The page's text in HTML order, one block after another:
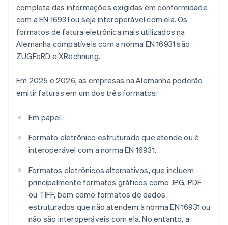
completa das informações exigidas em conformidade
com a EN 16931 ou seja interoperável com ela. Os
formatos de fatura eletrônica mais utilizados na
Alemanha compatíveis com a norma EN 16931 são
ZUGFeRD e XRechnung.
Em 2025 e 2026, as empresas na Alemanha poderão
emitir faturas em um dos três formatos:
Em papel.
Formato eletrônico estruturado que atende ou é
interoperável com a norma EN 16931.
Formatos eletrônicos alternativos, que incluem
principalmente formatos gráficos como JPG, PDF
ou TIFF, bem como formatos de dados
estruturados que não atendem à norma EN 16931 ou
não são interoperáveis com ela. No entanto, a